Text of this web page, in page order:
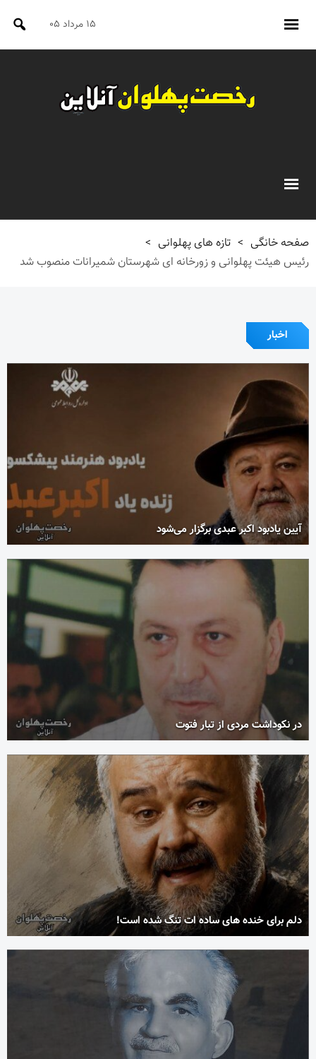
۱۵ مرداد ۰۵
صفحه خانگی > تازه های پهلوانی >
رئیس هیئت پهلوانی و زورخانه ای شهرستان شمیرانات منصوب شد
اخبار
آیین یادبود اکبر عبدی برگزار می‌شود
در نکوداشت مردی از تبار فتوت
دلم برای خنده های ساده ات تنگ شده است!